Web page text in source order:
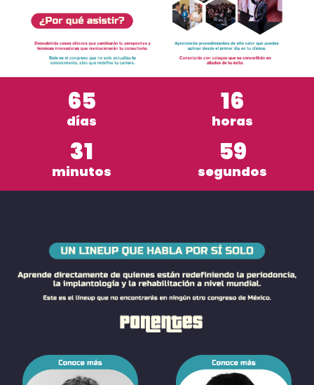
65
días
16
horas
31
minutos
56
segundos